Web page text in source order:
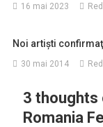
16 mai 2023
Noi artişti
30 mai 2014
3 thoughts
Romania